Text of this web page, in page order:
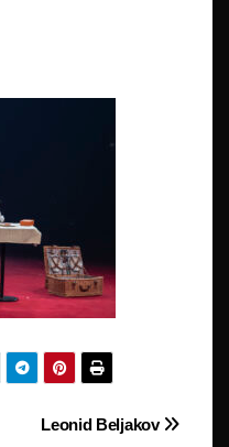
Leonid Beljakov